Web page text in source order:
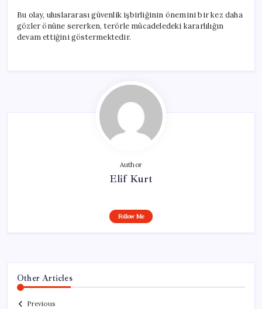
Bu olay, uluslararası güvenlik işbirliğinin önemini bir kez daha
gözler önüne sererken, terörle mücadeledeki kararlılığın
devam ettiğini göstermektedir.
Author
Elif Kurt
Follow Me
Other Articles
Previous